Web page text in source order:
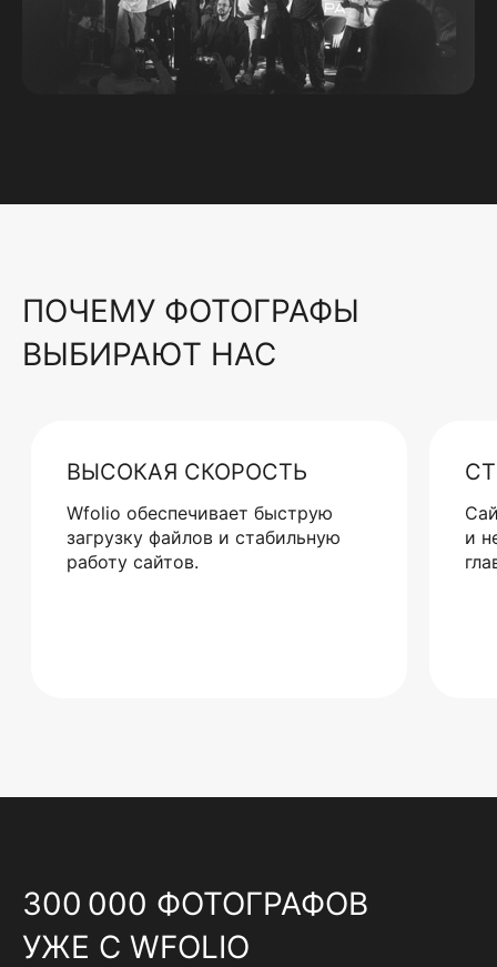
ПОЧЕМУ ФОТОГРАФЫ
ВЫБИРАЮТ НАС
ВЫСОКАЯ СКОРОСТЬ
Wfolio обеспечивает быструю
загрузку файлов и стабильную
работу сайтов.
и
300 000 ФОТОГРАФОВ
УЖЕ С WFOLIO